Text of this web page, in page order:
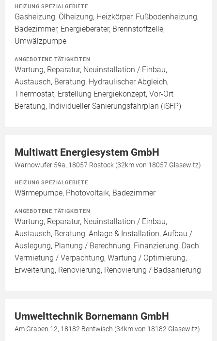
HEIZUNG SPEZIALGEBIETE
Gasheizung, Ölheizung, Heizkörper, Fußbodenheizung,
Badezimmer, Energieberater, Brennstoffzelle,
Umwälzpumpe
ANGEBOTENE TÄTIGKEITEN
Wartung, Reparatur, Neuinstallation / Einbau,
Austausch, Beratung, Hydraulischer Abgleich,
Thermostat, Erstellung Energiekonzept, Vor-Ort
Beratung, Individueller Sanierungsfahrplan (iSFP)
Multiwatt Energiesystem GmbH
Warnowufer 59a, 18057 Rostock (32km von 18057 Glasewitz)
HEIZUNG SPEZIALGEBIETE
Wärmepumpe, Photovoltaik, Badezimmer
ANGEBOTENE TÄTIGKEITEN
Wartung, Reparatur, Neuinstallation / Einbau,
Austausch, Beratung, Anlage & Installation, Aufbau /
Auslegung, Planung / Berechnung, Finanzierung, Dach
Vermietung / Verpachtung, Wartung / Optimierung,
Erweiterung, Renovierung, Renovierung / Badsanierung
Umwelttechnik Bornemann GmbH
Am Graben 12, 18182 Bentwisch (34km von 18182 Glasewitz)